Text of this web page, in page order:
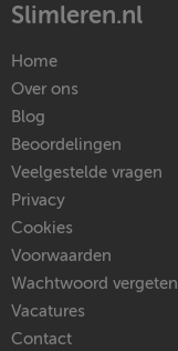
Slimleren.nl
Home
Over ons
Blog
Beoordelingen
Veelgestelde vragen
Privacy
Cookies
Voorwaarden
Wachtwoord vergeten
Vacatures
Contact